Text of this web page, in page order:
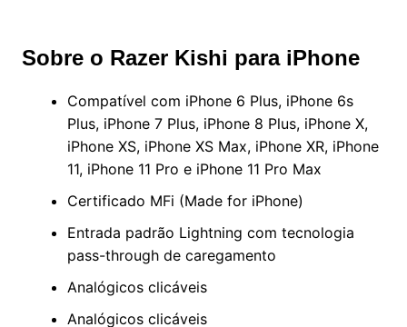
Sobre o Razer Kishi para iPhone
Compatível com iPhone 6 Plus, iPhone 6s
Plus, iPhone 7 Plus, iPhone 8 Plus, iPhone X,
iPhone XS, iPhone XS Max, iPhone XR, iPhone
11, iPhone 11 Pro e iPhone 11 Pro Max
Certificado MFi (Made for iPhone)
Entrada padrão Lightning com tecnologia
pass-through de caregamento
Analógicos clicáveis
Analógicos clicáveis